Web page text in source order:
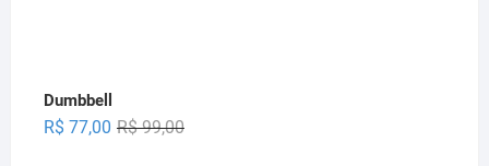
Dumbbell
R$99,00Original
R$ 77,00
Current